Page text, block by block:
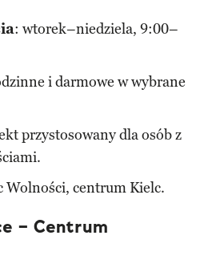
: wtorek–niedziela, 9:00–
i darmowe w wybrane
przystosowany dla osób z
Wolności, centrum Kielc.
– Centrum